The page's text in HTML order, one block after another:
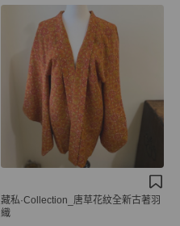
藏私·Collection_唐草花紋全新古著羽
織